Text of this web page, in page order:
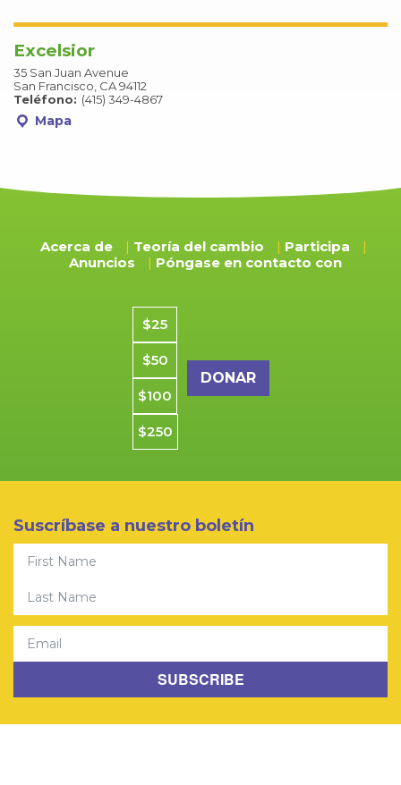
Excelsior
35 San Juan Avenue
San Francisco, CA 94112
Teléfono: (415) 349-4867
Mapa
Acerca de Teoría del cambio
Participa
Anuncios
Póngase en contacto con
Importe de la donación
$25
$50
$100
$250
reservados. CYCSF es una organización benéfica registrada
Suscríbase a nuestro boletín
Email
First Name
SUBSCRIBE